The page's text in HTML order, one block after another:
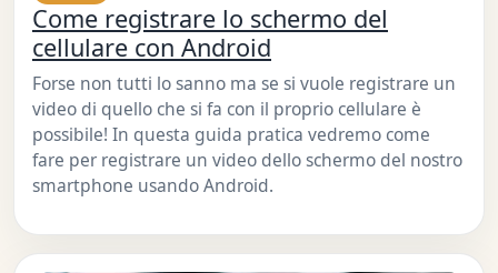
Come registrare lo schermo del
cellulare con Android
Forse non tutti lo sanno ma se si vuole registrare un
video di quello che si fa con il proprio cellulare è
possibile! In questa guida pratica vedremo come
fare per registrare un video dello schermo del nostro
smartphone usando Android.